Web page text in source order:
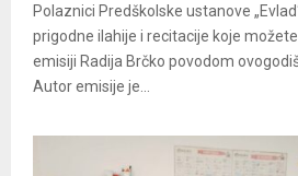
Polaznici Predškolske ustanove
prigodne ilahije i recitacije koje
emisiji Radija Brčko povodom
Autor emisije je...